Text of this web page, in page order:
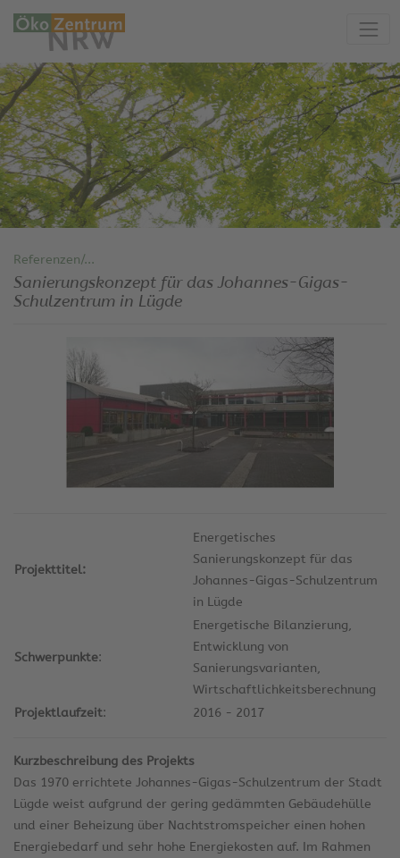
Referenzen/...
Sanierungskonzept für das Johannes-Gigas-
Schulzentrum in Lügde
Projekttitel:
Energetisches
Sanierungskonzept für das
Johannes-Gigas-Schulzentrum
in Lügde
Schwerpunkte:
Energetische Bilanzierung,
Entwicklung von
Sanierungsvarianten,
Wirtschaftlichkeitsberechnung
Projektlaufzeit: 2016 - 2017
Kurzbeschreibung des Projekts
Das 1970 errichtete Johannes-Gigas-Schulzentrum der Stadt
Lügde weist aufgrund der gering gedämmten Gebäudehülle
und einer Beheizung über Nachtstromspeicher einen hohen
Energiebedarf und sehr hohe Energiekosten auf. Im Rahmen